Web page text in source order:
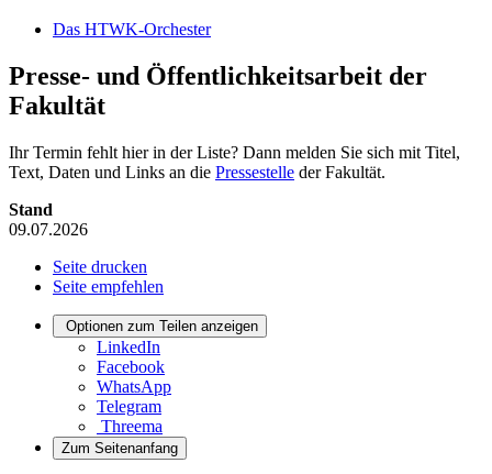
Das HTWK-Orchester
Presse- und Öffentlichkeitsarbeit der
Fakultät
Ihr Termin fehlt hier in der Liste? Dann melden Sie sich mit Titel,
Text, Daten und Links an die Pressestelle der Fakultät.
Stand
09.07.2026
Seite drucken
Seite empfehlen
Optionen zum Teilen anzeigen
LinkedIn
Facebook
WhatsApp
Telegram
Threema
Zum Seitenanfang